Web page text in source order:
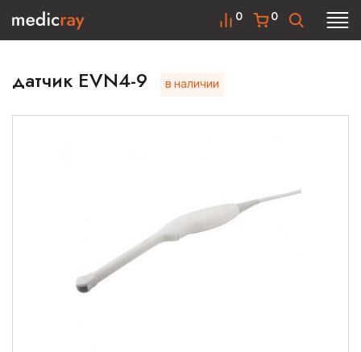
0
0
датчик EVN4-9 в наличии